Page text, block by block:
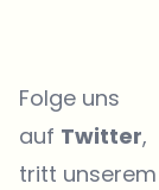
Folge uns
auf Twitter,
tritt unserem